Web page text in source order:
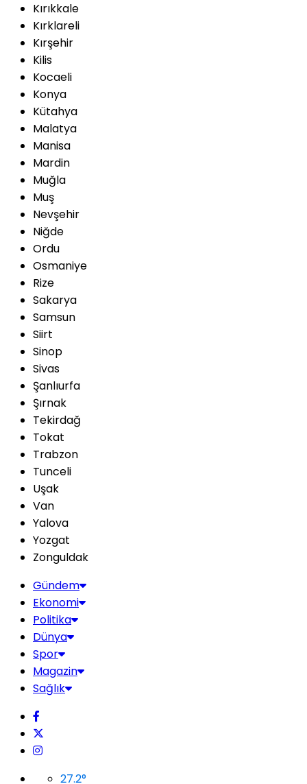
Kırıkkale
Kırklareli
Kırşehir
Kilis
Kocaeli
Konya
Kütahya
Malatya
Manisa
Mardin
Muğla
Muş
Nevşehir
Niğde
Ordu
Osmaniye
Rize
Sakarya
Samsun
Siirt
Sinop
Sivas
Şanlıurfa
Şırnak
Tekirdağ
Tokat
Trabzon
Tunceli
Uşak
Van
Yalova
Yozgat
Zonguldak
Gündem
Ekonomi
Politika
Dünya
Spor
Magazin
Sağlık
27.2°